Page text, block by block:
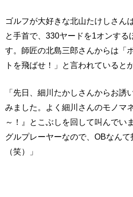
ゴルフが大好きな北山たけしさん
と手首で、330ヤードを1オンする
す。師匠の北島三郎さんからは「
トを飛ばせ！」と言われているとか
「先日、細川たかしさんからお誘
みました。よく細川さんのモノマ
～！』とこぶしを回して叫んでい
グルプレーヤーなので、OBなんて
（笑）」